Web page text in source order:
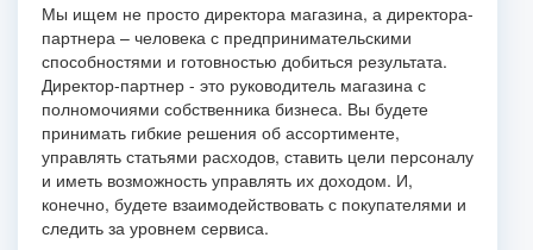
Мы ищем не просто директора магазина, а директора-
партнера – человека с предпринимательскими
способностями и готовностью добиться результата.
Директор-партнер - это руководитель магазина с
полномочиями собственника бизнеса. Вы будете
принимать гибкие решения об ассортименте,
управлять статьями расходов, ставить цели персоналу
и иметь возможность управлять их доходом. И,
конечно, будете взаимодействовать с покупателями и
следить за уровнем сервиса.